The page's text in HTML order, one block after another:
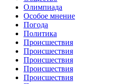
Олимпиада
Особое мнение
Погода
Политика
Происшествия
Происшествия
Происшествия
Происшествия
Происшествия